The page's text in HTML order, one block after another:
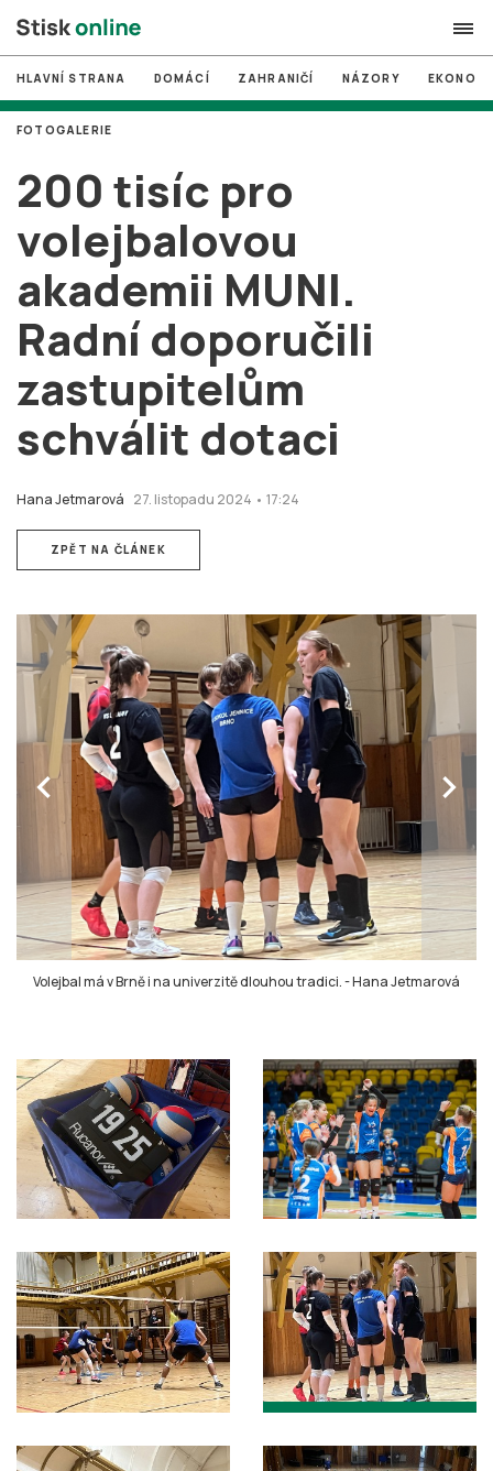
search
# MUNI
# Brno
# volby
login PŘIHLÁSIT SE
Zapomněli jste heslo?
HLAVNÍ STRANA DOMÁCÍ ZAHRANIČÍ NÁZORY
200 tisíc pro
volejbalovou
akademii MUNI.
Radní doporučili
zastupitelům
schválit dotaci
Hana Jetmarová 27. listopadu 2024 • 17:24
FOTOGALERIE
ZPĚT NA ČLÁNEK
chevron_left chevron_right
Volejbal má v Brně i na univerzitě dlouhou tradici.-Hana Jetmarová